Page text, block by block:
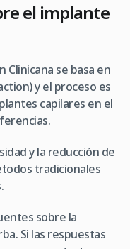
el implante
Clinicana se basa en
y el proceso es
capilares en el
y la reducción de
tradicionales
sobre la
Si las respuestas